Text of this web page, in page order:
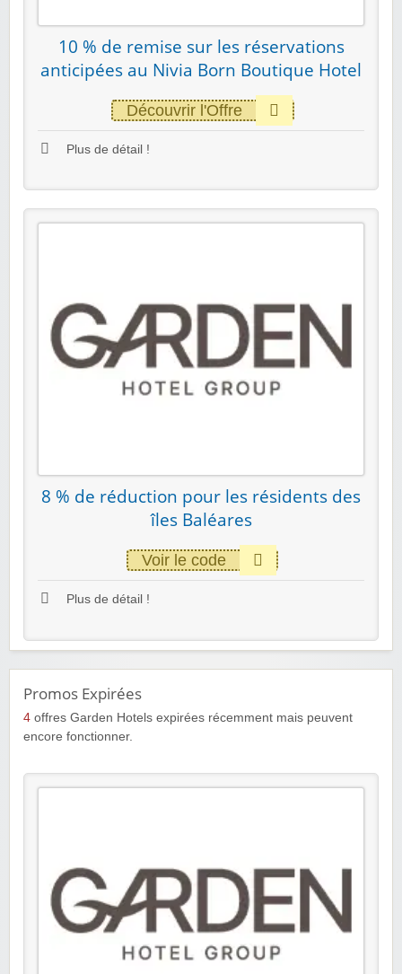
10 % de remise sur les réservations
anticipées au Nivia Born Boutique Hotel
Découvrir l'Offre
Plus de détail !
8 % de réduction pour les résidents des
îles Baléares
Voir le code
Plus de détail !
Promos Expirées
4 offres Garden Hotels expirées récemment mais peuvent
encore fonctionner.